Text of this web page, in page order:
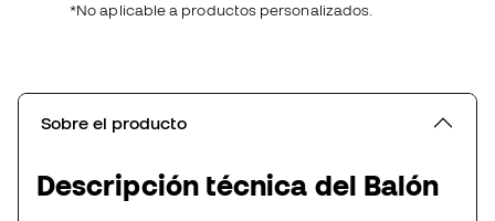
*No aplicable a productos personalizados.
Sobre el producto
Descripción técnica del Balón